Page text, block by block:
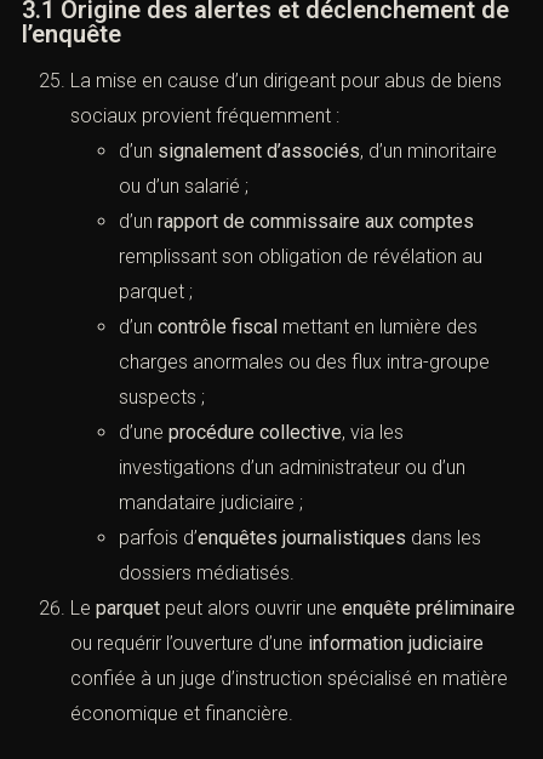
3.1 Origine des alertes et déclenchement de
l’enquête
La mise en cause d’un dirigeant pour abus de biens
sociaux provient fréquemment :
d’un signalement d’associés, d’un minoritaire
ou d’un salarié ;
d’un rapport de commissaire aux comptes
remplissant son obligation de révélation au
parquet ;
d’un contrôle fiscal mettant en lumière des
charges anormales ou des flux intra-groupe
suspects ;
d’une procédure collective, via les
investigations d’un administrateur ou d’un
mandataire judiciaire ;
parfois d’enquêtes journalistiques dans les
dossiers médiatisés.
Le parquet peut alors ouvrir une enquête préliminaire
ou requérir l’ouverture d’une information judiciaire
confiée à un juge d’instruction spécialisé en matière
économique et financière.